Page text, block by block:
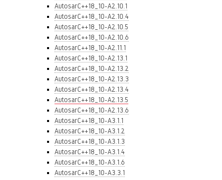
AutosarC++18_10-A2.10.1
AutosarC++18_10-A2.10.4
AutosarC++18_10-A2.10.5
AutosarC++18_10-A2.10.6
AutosarC++18_10-A2.11.1
AutosarC++18_10-A2.13.1
AutosarC++18_10-A2.13.2
AutosarC++18_10-A2.13.3
AutosarC++18_10-A2.13.4
AutosarC++18_10-A2.13.5
AutosarC++18_10-A2.13.6
AutosarC++18_10-A3.1.1
AutosarC++18_10-A3.1.2
AutosarC++18_10-A3.1.3
AutosarC++18_10-A3.1.4
AutosarC++18_10-A3.1.6
AutosarC++18_10-A3.3.1